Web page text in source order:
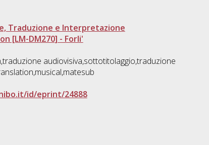
Traduzione e Interpretazione
[LM-DM270] - Forli'
audiovisiva,sottotitolaggio,traduzione
id/eprint/24888